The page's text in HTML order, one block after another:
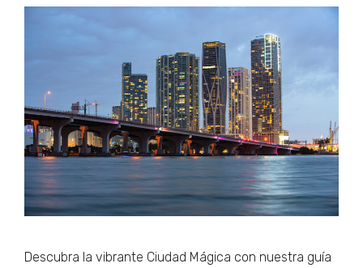
Descubra la vibrante Ciudad Mágica con nuestra guía